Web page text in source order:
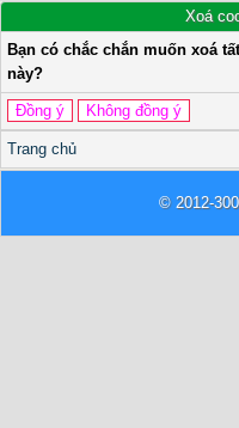
Xoá
Bạn có chắc chắn muốn xoá
này?
Trang chủ
© 2012-